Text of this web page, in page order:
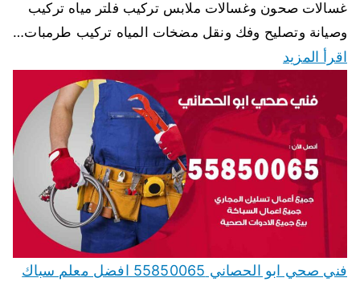
غسالات صحون وغسالات ملابس تركيب فلتر مياه تركيب
وصيانة وتصليح وفك ونقل مضخات المياه تركيب طرمبات…
اقرأ المزيد
فني صحي ابو الحصاني 55850065 افضل معلم سباك